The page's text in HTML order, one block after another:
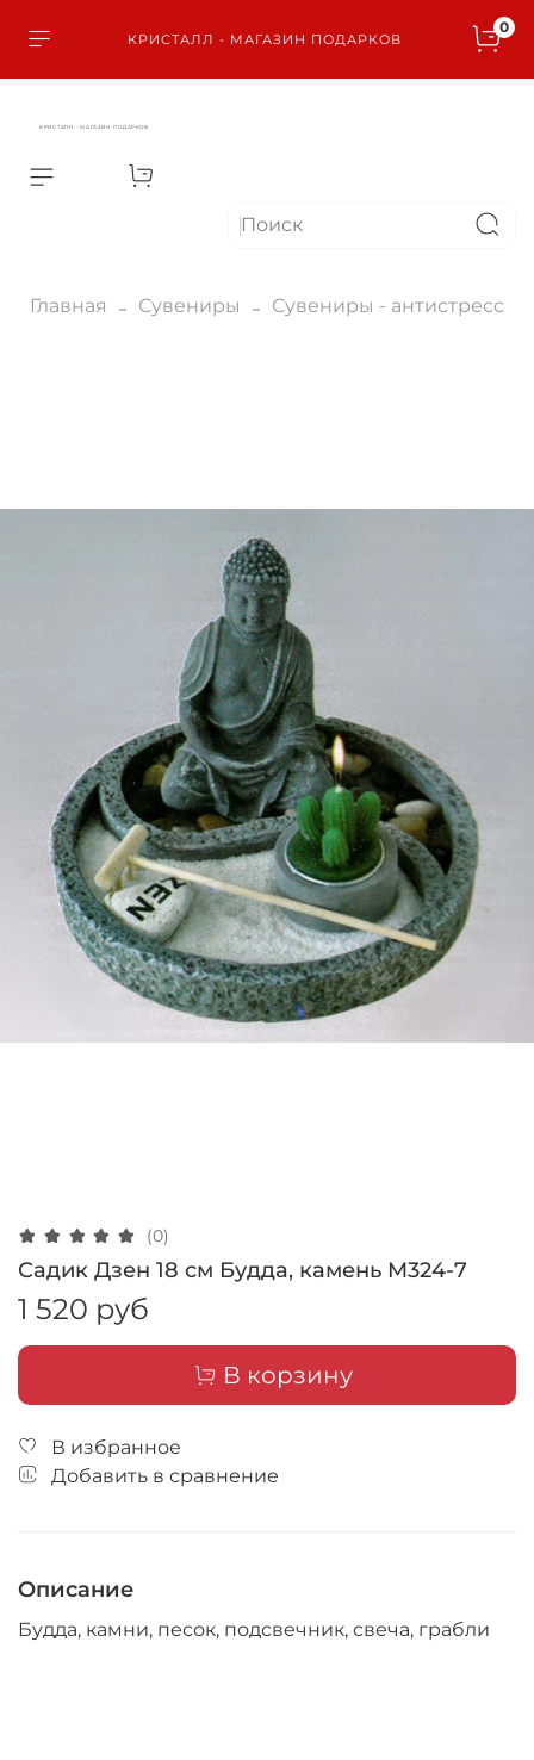
КРИСТАЛЛ - МАГАЗИН ПОДАРКОВ
0
КРИСТАЛЛ - МАГАЗИН ПОДАРКОВ
Главная Сувениры Сувениры - антистресс
(0)
Садик Дзен 18 см Будда, камень M324-7
1 520 руб
В корзину
В избранное
Добавить в сравнение
Описание
Будда, камни, песок, подсвечник, свеча, грабли